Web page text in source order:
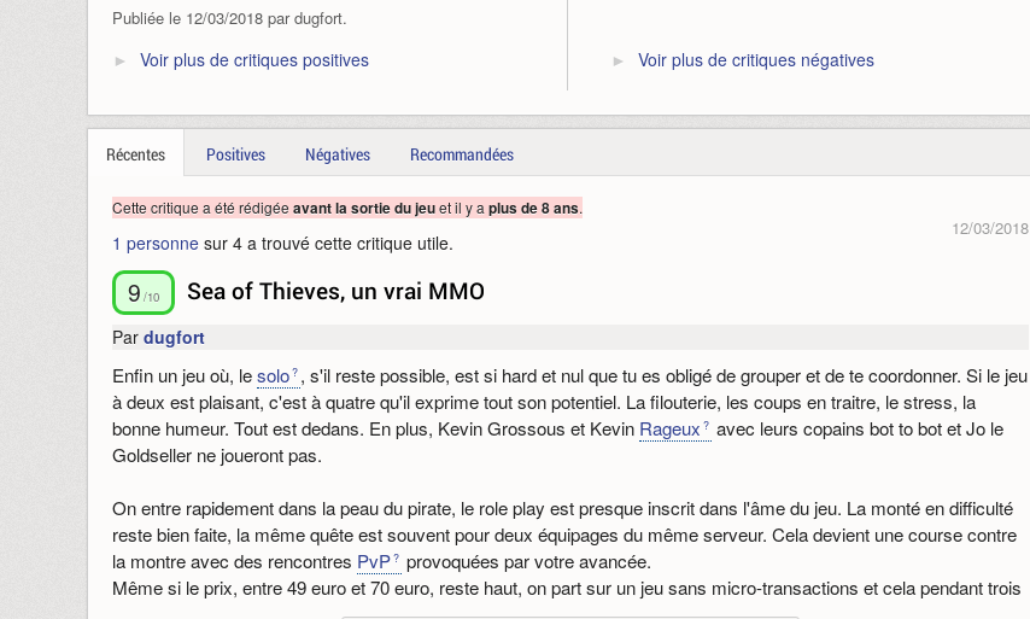
Publiée le 12/03/2018 par dugfort.
Voir plus de critiques positives Voir plus de critiques négatives
Récentes Positives Négatives Recommandées
12/03/2018
Cette critique a été rédigée avant la sortie du jeuet il y a plus de 8 ans.
1 personne sur 4 a trouvé cette critique utile.
9 /10 Sea of Thieves, un vrai MMO
Par dugfort
Enfin un jeu où, lesolo , s'il reste possible, est si hard et nul que tu es obligé de grouper et de te coordonner. Si le jeu
à deux est plaisant, c'est à quatre qu'il exprime tout son potentiel. La filouterie, les coups en traitre, le stress, la
bonne humeur. Tout est dedans. En plus, Kevin Grossous et Kevin Rageux
avec leurs copains bot to bot et Jo le
Goldseller ne joueront pas.
On entre rapidement dans la peau du pirate, le role play est presque inscrit dans l'âme du jeu. La monté en difficulté
reste bien faite, la même quête est souvent pour deux équipages du même serveur. Cela devient une course contre
la montre avec des rencontres PvP
provoquées par votre avancée.
Même si le prix, entre 49 euro et 70 euro, reste haut, on part sur un jeu sans micro-transactions et cela pendant trois